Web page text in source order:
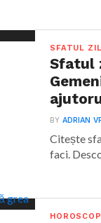
SFATUL
Sfatul
BYADRIAN
Citește
faci.
HOROSCOP